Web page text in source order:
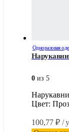
Одноразовая
0 из 5
Цвет:
100,77 ₽ /